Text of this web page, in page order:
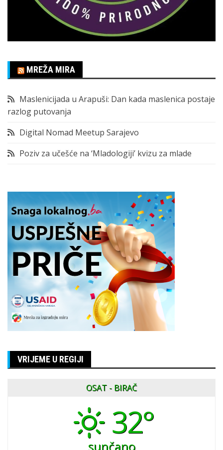
MREŽA MIRA
Maslenicijada u Arapuši: Dan kada maslenica postaje
razlog putovanja
Digital Nomad Meetup Sarajevo
Poziv za učešće na ‘Mladologiji’ kvizu za mlade
VRIJEME U REGIJI
OSAT - BIRAČ
32°
sunčano